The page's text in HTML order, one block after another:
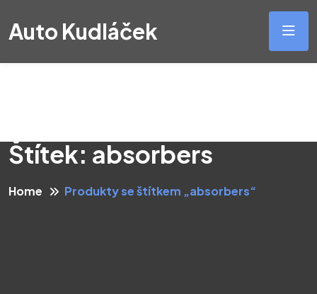
Auto Kudláček
Štítek: absorbers
Home Produkty se štítkem „absorbers“